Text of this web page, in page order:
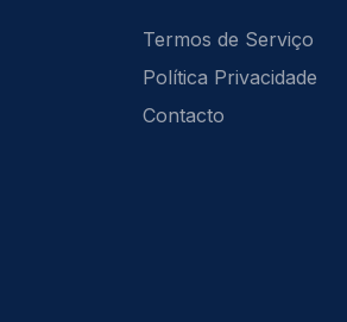
Termos de Serviço
Política Privacidade
Contacto